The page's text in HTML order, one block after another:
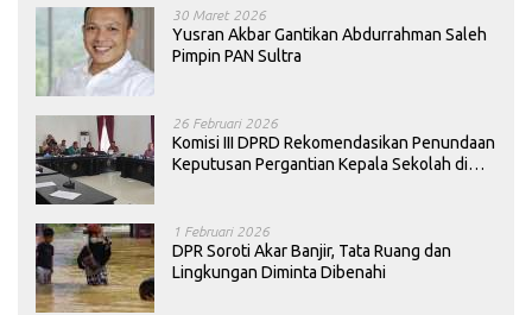
30 Maret 2026
Yusran Akbar Gantikan Abdurrahman Saleh
Pimpin PAN Sultra
26 Februari 2026
Komisi III DPRD Rekomendasikan Penundaan
Keputusan Pergantian Kepala Sekolah di
1 Februari 2026
DPR Soroti Akar Banjir, Tata Ruang dan
Lingkungan Diminta Dibenahi